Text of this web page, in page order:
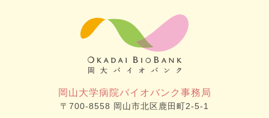
岡山大学病院バイオバンク事務局
〒700-8558 岡山市北区鹿田町2-5-1